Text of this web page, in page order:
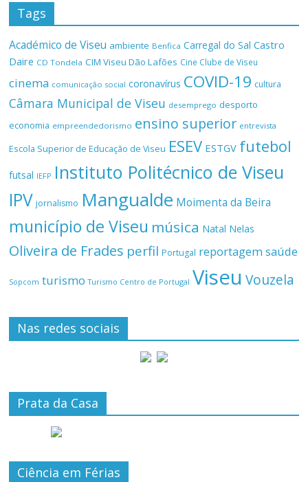
Tags
Académico de Viseu ambiente Benfica Carregal do Sal Castro
Daire CD Tondela CIM Viseu Dão Lafões Cine Clube de Viseu
cinema comunicação social coronavírus COVID-19 cultura
Câmara Municipal de Viseu desemprego desporto
economia empreendedorismo ensino superior entrevista
Escola Superior de Educação de Viseu ESEV ESTGV futebol
futsal IEFP Instituto Politécnico de Viseu
IPV jornalismo Mangualde Moimenta da Beira
município de Viseu música Natal Nelas
Oliveira de Frades perfil Portugal reportagemsaúde
Sopcom turismo Turismo Centro de Portugal Viseu Vouzela
Nas redes sociais
Prata da Casa
Ciência em Férias